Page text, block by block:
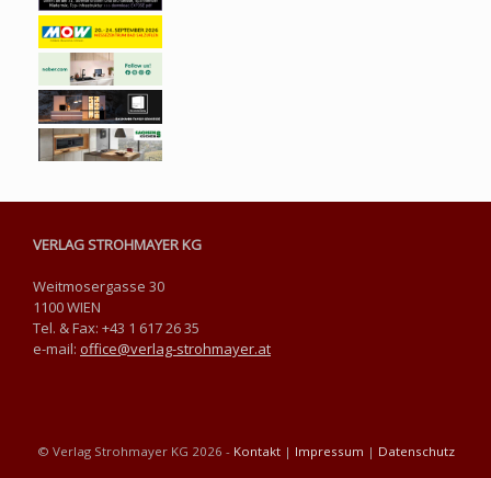
VERLAG STROHMAYER KG
Weitmosergasse 30
1100 WIEN
Tel. & Fax: +43 1 617 26 35
e-mail: office@verlag-strohmayer.at
© Verlag Strohmayer KG 2026 - Kontakt| Impressum | Datenschutz